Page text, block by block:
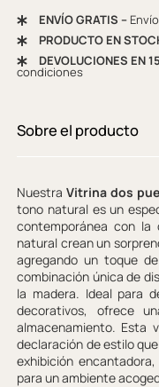
ENVÍO GRATIS –
PRODUCTO EN
DEVOLUCIONES EN
condiciones
Sobre el producto
NuestraVitrina dos
tono natural es un
contemporánea con
natural crean un
agregando un toque
combinación única de
la madera. Ideal para
decorativos, ofrece
almacenamiento. Esta
declaración de estilo
exhibición
para un ambiente